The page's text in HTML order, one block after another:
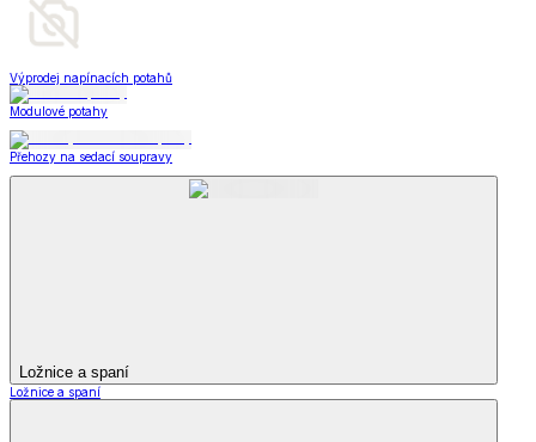
Výprodej napínacích potahů
Modulové potahy
Přehozy na sedací soupravy
Ložnice a spaní
Ložnice a spaní